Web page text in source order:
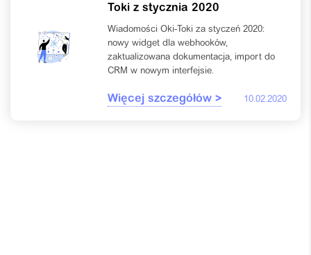
Toki z stycznia 2020
Wiadomości Oki-Toki za styczeń 2020:
nowy widget dla webhooków,
zaktualizowana dokumentacja, import do
CRM w nowym interfejsie.
Więcej szczegółów > 10.02.2020